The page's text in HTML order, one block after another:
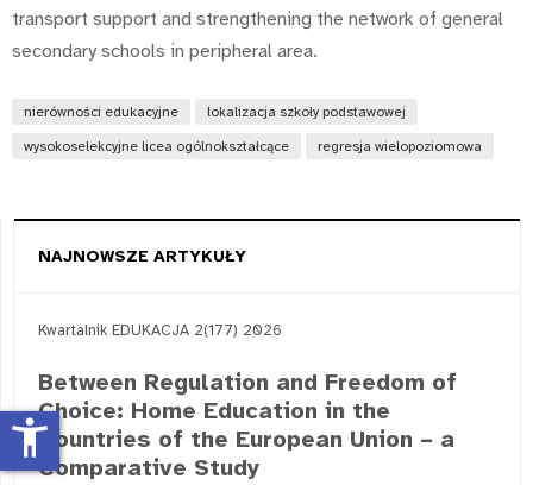
transport support and strengthening the network of general
secondary schools in peripheral area.
nierówności edukacyjne lokalizacja szkoły podstawowej
wysokoselekcyjne licea ogólnokształcące regresja wielopoziomowa
NAJNOWSZE ARTYKUŁY
Kwartalnik EDUKACJA 2(177) 2026
Between Regulation and Freedom of
Choice: Home Education in the
Countries of the European Union – a
Comparative Study
accessibility_new